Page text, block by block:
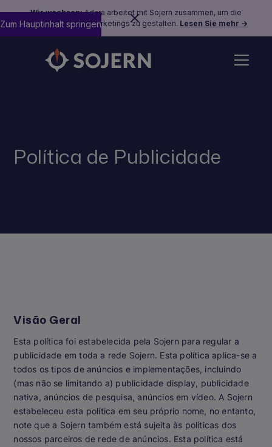
Wir wachsen:Adara arbeitet mit Sojern zusammen, um die
Zukunft des Reisemarketings zu gestalten. Lesen Sie mehr →
Zum Hauptinhalt springen
Política de Publicidade
Visão Geral
Esta política foi estabelecida pela Sojern para regular a
publicidade em toda a rede Sojern. Esta política aplica-se a
todos os tipos de anúncios e implementações, incluindo
(mas não se limitando a) publicidade display, publicidade
nativa, anúncios de pesquisa, anúncios em vídeo. A Sojern
estabeleceu esta política em seu próprio nome, no entanto,
note que a Sojern também está sujeita às políticas dos
nossos parceiros de rede de anúncios. Esta política está